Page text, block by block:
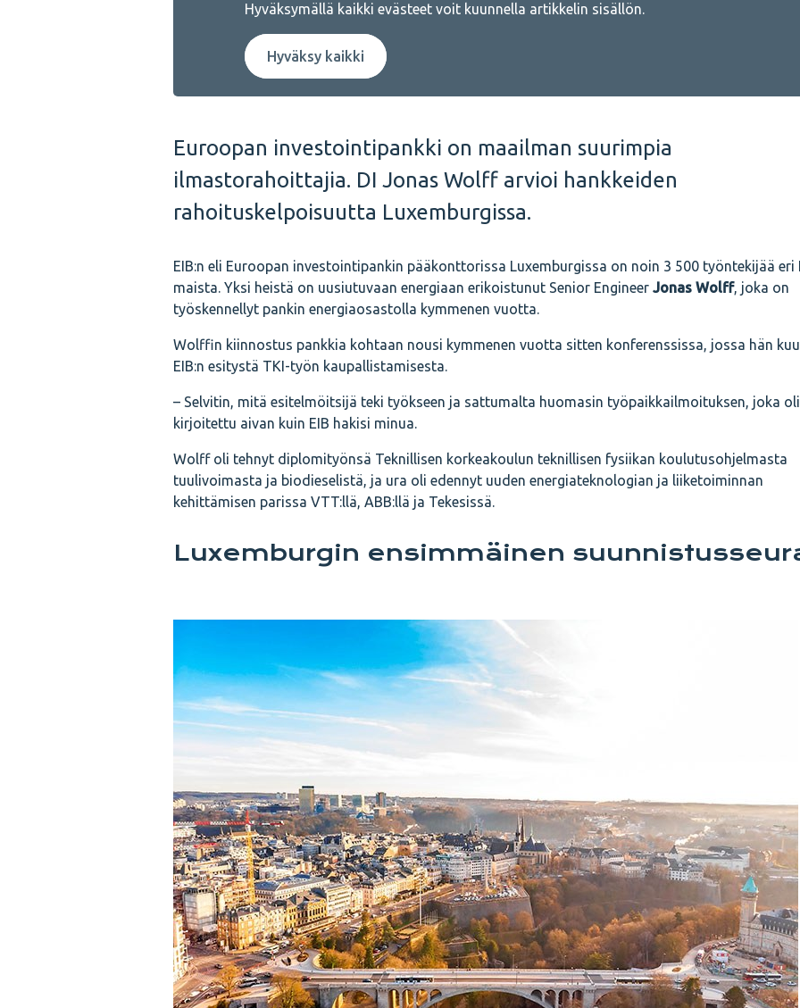
Hyväksymällä kaikki evästeet voit kuunnella artikkelin sisällön.
Hyväksy kaikki
Euroopan investointipankki on maailman suurimpia
ilmastorahoittajia. DI Jonas Wolff arvioi hankkeiden
rahoituskelpoisuutta Luxemburgissa.
EIB:n eli Euroopan investointipankin pääkonttorissa Luxemburgissa on noin 3 500 työntekijää eri
maista. Yksi heistä on uusiutuvaan energiaan erikoistunut Senior Engineer Jonas Wolff, joka on
työskennellyt pankin energiaosastolla kymmenen vuotta.
Wolffin kiinnostus pankkia kohtaan nousi kymmenen vuotta sitten konferenssissa, jossa hän
EIB:n esitystä TKI-työn kaupallistamisesta.
– Selvitin, mitä esitelmöitsijä teki työkseen ja sattumalta huomasin työpaikkailmoituksen, joka oli
kirjoitettu aivan kuin EIB hakisi minua.
Wolff oli tehnyt diplomityönsä Teknillisen korkeakoulun teknillisen fysiikan koulutusohjelmasta
tuulivoimasta ja biodieselistä, ja ura oli edennyt uuden energiateknologian ja liiketoiminnan
kehittämisen parissa VTT:llä, ABB:llä ja Tekesissä.
Luxemburgin ensimmäinen